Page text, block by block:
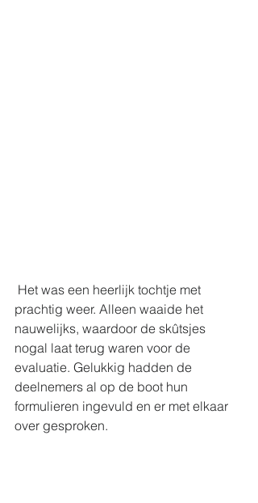
prachtig weer. Alleen waaide het
nauwelijks, waardoor de skûtsjes
nogal laat terug waren voor de
evaluatie. Gelukkig hadden de
deelnemers al op de boot hun
formulieren ingevuld en er met elkaar
over gesproken.